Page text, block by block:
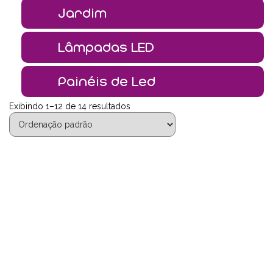
Jardim
Lâmpadas LED
Painéis de Led
Exibindo 1–12 de 14 resultados